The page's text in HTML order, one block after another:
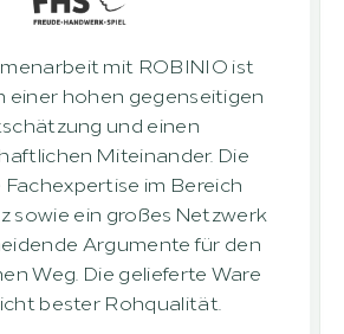
mit ROBINIO ist
einer hohen gegenseitigen
und einen
Miteinander. Die
im Bereich
sowie ein großes Netzwerk
Argumente für den
Weg. Die gelieferte Ware
bester Rohqualität.